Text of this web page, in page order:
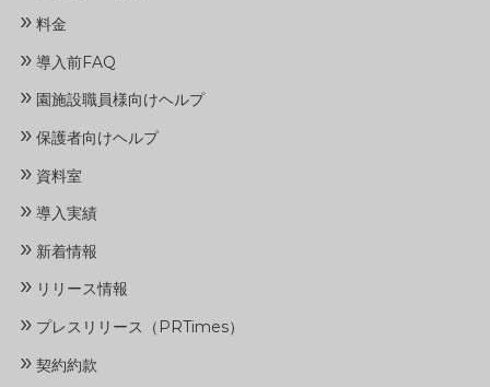
» 料金
» 導入前FAQ
» 園施設職員様向けヘルプ
» 保護者向けヘルプ
» 資料室
» 導入実績
» 新着情報
» リリース情報
» プレスリリース（PRTimes）
» 契約約款